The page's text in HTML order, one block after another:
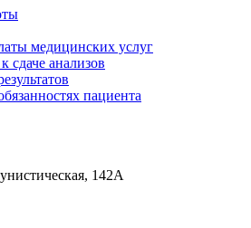
медицинских услуг
сдаче анализов
пациента
142А